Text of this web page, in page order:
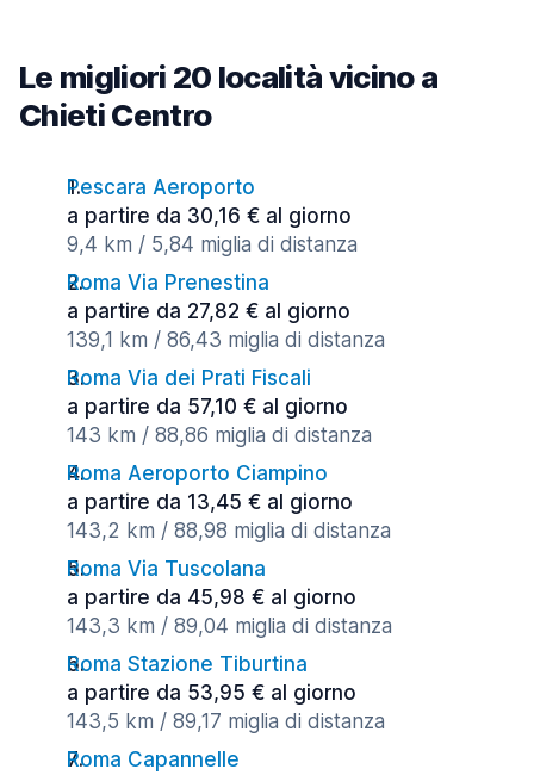
Le migliori 20 località vicino a
Chieti Centro
Pescara Aeroporto
a partire da 30,16 € al giorno
9,4 km / 5,84 miglia di distanza
Roma Via Prenestina
a partire da 27,82 € al giorno
139,1 km / 86,43 miglia di distanza
Roma Via dei Prati Fiscali
a partire da 57,10 € al giorno
143 km / 88,86 miglia di distanza
Roma Aeroporto Ciampino
a partire da 13,45 € al giorno
143,2 km / 88,98 miglia di distanza
Roma Via Tuscolana
a partire da 45,98 € al giorno
143,3 km / 89,04 miglia di distanza
Roma Stazione Tiburtina
a partire da 53,95 € al giorno
143,5 km / 89,17 miglia di distanza
Roma Capannelle